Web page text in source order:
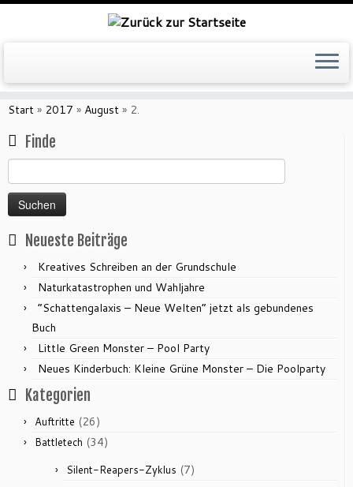
Zum
Inhalt
Start » 2017 » August » 2.
Finde
nach:
Neueste Beiträge
Kreatives Schreiben an der Grundschule
Naturkatastrophen und Wahljahre
“Schattengalaxis – Neue Welten” jetzt als gebundenes
Buch
Little Green Monster – Pool Party
Neues Kinderbuch: Kleine Grüne Monster – Die Poolparty
Kategorien
Auftritte (26)
Battletech (34)
Silent-Reapers-Zyklus (7)